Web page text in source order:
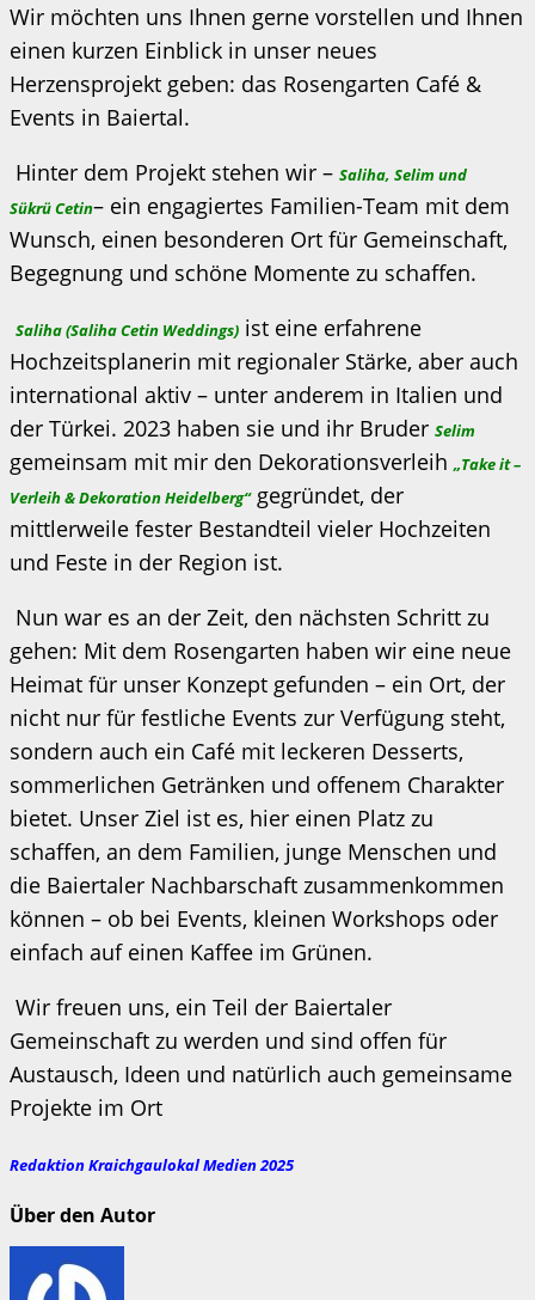
Wir möchten uns Ihnen gerne vorstellen und Ihnen
einen kurzen Einblick in unser neues
Herzensprojekt geben: das Rosengarten Café &
Events in Baiertal.
Hinter dem Projekt stehen wir – Saliha, Selim und
Sükrü Cetin– ein engagiertes Familien-Team mit dem
Wunsch, einen besonderen Ort für Gemeinschaft,
Begegnung und schöne Momente zu schaffen.
Saliha (Saliha Cetin Weddings) ist eine erfahrene
Hochzeitsplanerin mit regionaler Stärke, aber auch
international aktiv – unter anderem in Italien und
der Türkei. 2023 haben sie und ihr Bruder Selim
gemeinsam mit mir den Dekorationsverleih „Take it –
Verleih & Dekoration Heidelberg“gegründet, der
mittlerweile fester Bestandteil vieler Hochzeiten
und Feste in der Region ist.
Nun war es an der Zeit, den nächsten Schritt zu
gehen: Mit dem Rosengarten haben wir eine neue
Heimat für unser Konzept gefunden – ein Ort, der
nicht nur für festliche Events zur Verfügung steht,
sondern auch ein Café mit leckeren Desserts,
sommerlichen Getränken und offenem Charakter
bietet. Unser Ziel ist es, hier einen Platz zu
schaffen, an dem Familien, junge Menschen und
die Baiertaler Nachbarschaft zusammenkommen
können – ob bei Events, kleinen Workshops oder
einfach auf einen Kaffee im Grünen.
Wir freuen uns, ein Teil der Baiertaler
Gemeinschaft zu werden und sind offen für
Austausch, Ideen und natürlich auch gemeinsame
Projekte im Ort
Redaktion Kraichgaulokal Medien 2025
Über den Autor